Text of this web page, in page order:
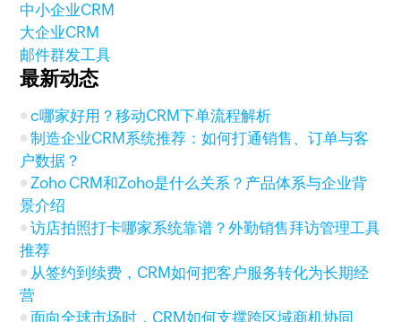
中小企业CRM
大企业CRM
邮件群发工具
最新动态
c哪家好用？移动CRM下单流程解析
制造企业CRM系统推荐：如何打通销售、订单与客
户数据？
Zoho CRM和Zoho是什么关系？产品体系与企业背
景介绍
访店拍照打卡哪家系统靠谱？外勤销售拜访管理工具
推荐
从签约到续费，CRM如何把客户服务转化为长期经
营
面向全球市场时，CRM如何支撑跨区域商机协同